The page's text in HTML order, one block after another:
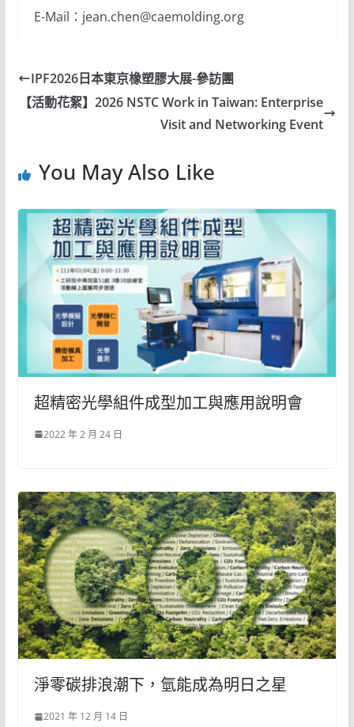
E-Mail：jean.chen@caemolding.org
IPF2026日本東京橡塑膠大展-參訪團
【活動花絮】2026 NSTC Work in Taiwan: Enterprise
Visit and Networking Event
You May Also Like
超精密光學組件成型加工與應用說明會
2022 年 2 月 24 日
淨零碳排浪潮下，氫能成為明日之星
2021 年 12 月 14 日